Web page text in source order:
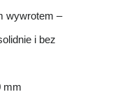
wywrotem –
i bez
mm